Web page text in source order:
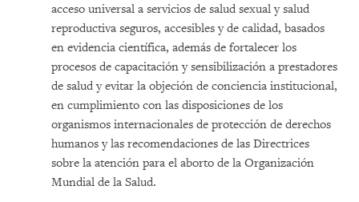
acceso universal a servicios de salud sexual y salud
reproductiva seguros, accesibles y de calidad, basados
en evidencia científica, además de fortalecer los
procesos de capacitación y sensibilización a prestadores
de salud y evitar la objeción de conciencia institucional,
en cumplimiento con las disposiciones de los
organismos internacionales de protección de derechos
humanos y las recomendaciones de las Directrices
sobre la atención para el aborto de la Organización
Mundial de la Salud.